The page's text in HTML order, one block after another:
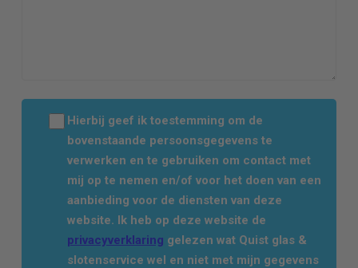
Hierbij geef ik toestemming om de
bovenstaande persoonsgegevens te
verwerken en te gebruiken om contact met
mij op te nemen en/of voor het doen van een
aanbieding voor de diensten van deze
website. Ik heb op deze website de
privacyverklaring gelezen wat Quist glas &
slotenservice wel en niet met mijn gegevens